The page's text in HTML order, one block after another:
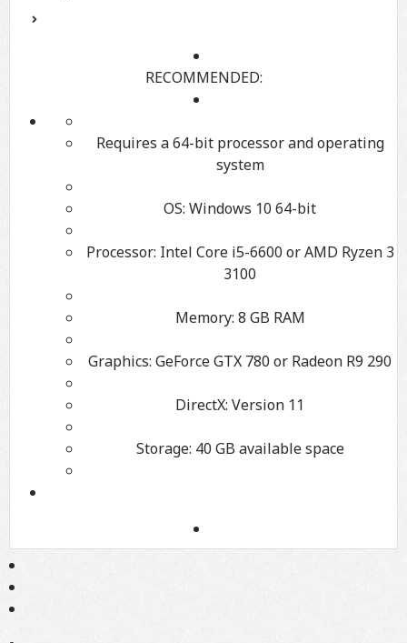
RECOMMENDED:
Requires a 64-bit processor and operating
system
OS: Windows 10 64-bit
Processor: Intel Core i5-6600 or AMD Ryzen 3
3100
Memory: 8 GB RAM
Graphics: GeForce GTX 780 or Radeon R9 290
DirectX: Version 11
Storage: 40 GB available space